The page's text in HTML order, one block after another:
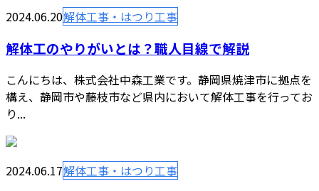
2024.06.20解体工事・はつり工事
解体工のやりがいとは？職人目線で解説
こんにちは、株式会社中森工業です。静岡県焼津市に拠点を
構え、静岡市や藤枝市など県内において解体工事を行ってお
り...
2024.06.17解体工事・はつり工事